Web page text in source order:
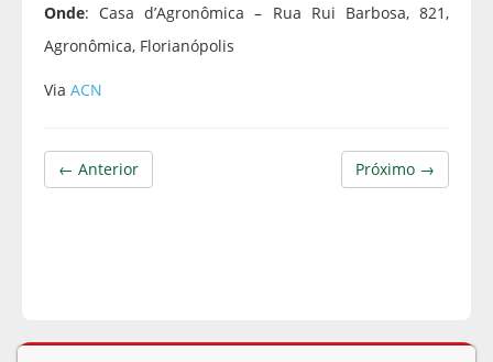
Onde: Casa d’Agronômica – Rua Rui Barbosa, 821,
Agronômica, Florianópolis
Via ACN
Próximo →
← Anterior